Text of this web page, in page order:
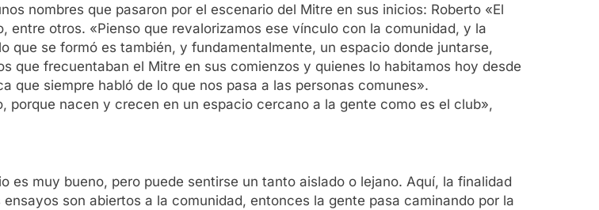
nombres que pasaron por el escenario del Mitre en sus inicios: Roberto «El
entre otros. «Pienso que revalorizamos ese vínculo con la comunidad, y la
que se formó es también, y fundamentalmente, un espacio donde juntarse,
que frecuentaban el Mitre en sus comienzos y quienes lo habitamos hoy desde
siempre habló de lo que nos pasa a las personas comunes».
nacen y crecen en un espacio cercano a la gente como es el club»,
muy bueno, pero puede sentirse un tanto aislado o lejano. Aquí, la finalidad
son abiertos a la comunidad, entonces la gente pasa caminando por la